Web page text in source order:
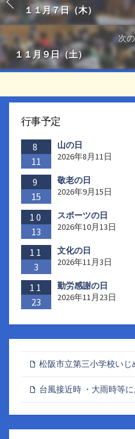
１１月７日（木）
次
１１月９日（土）
行事予定
8
11
山の日
2026年8月11日
9
15
敬老の日
2026年9月15日
10
13
スポーツの日
2026年10月13日
11
3
文化の日
2026年11月3日
11
23
勤労感謝の日
2026年11月23日
松阪市立第三小学校い
台風接近時 ・大雨時等